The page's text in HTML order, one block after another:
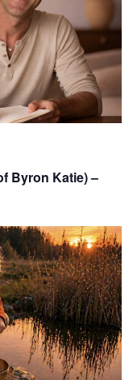
Byron Katie) –